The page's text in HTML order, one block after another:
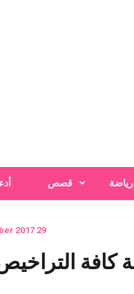
رياضة قصص
29 September 2017
كافة